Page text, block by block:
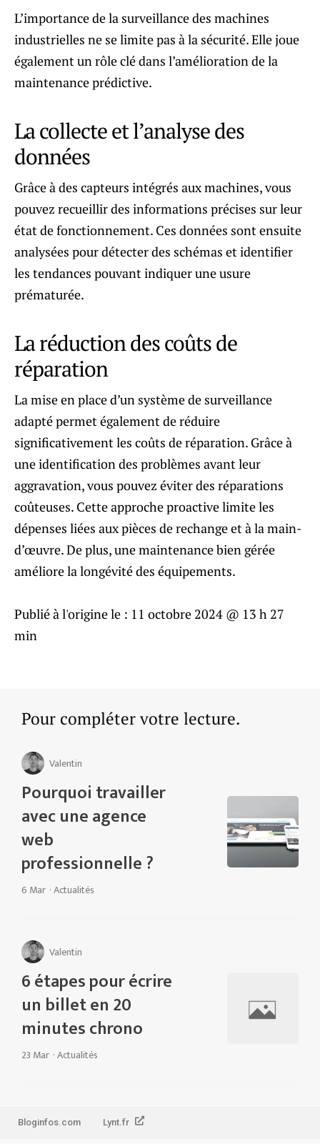
L’importance de la surveillance des machines
industrielles ne se limite pas à la sécurité. Elle joue
également un rôle clé dans l’amélioration de la
maintenance prédictive.
La collecte et l’analyse des
données
Grâce à des capteurs intégrés aux machines, vous
pouvez recueillir des informations précises sur leur
état de fonctionnement. Ces données sont ensuite
analysées pour détecter des schémas et identifier
les tendances pouvant indiquer une usure
prématurée.
La réduction des coûts de
réparation
La mise en place d’un système de surveillance
adapté permet également de réduire
significativement les coûts de réparation. Grâce à
une identification des problèmes avant leur
aggravation, vous pouvez éviter des réparations
coûteuses. Cette approche proactive limite les
dépenses liées aux pièces de rechange et à la main-
d’œuvre. De plus, une maintenance bien gérée
améliore la longévité des équipements.
Publié à l'origine le : 11 octobre 2024 @ 13 h 27
min
Pour compléter votre lecture.
Valentin
Pourquoi travailler
avec une agence
web
professionnelle ?
6 Mar ·Actualités
Valentin
6 étapes pour écrire
un billet en 20
minutes chrono
23 Mar ·Actualités
Bloginfos.com Lynt.fr